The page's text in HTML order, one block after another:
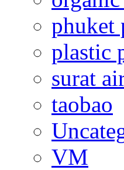
phuket
plastic
surat
taobao
VM